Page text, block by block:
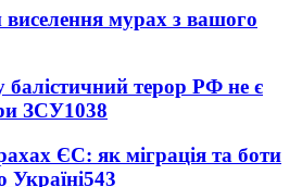
виселення мурах з вашого
терор РФ не є
ЗСУ1038
ЄС: як міграція та боти
Україні543